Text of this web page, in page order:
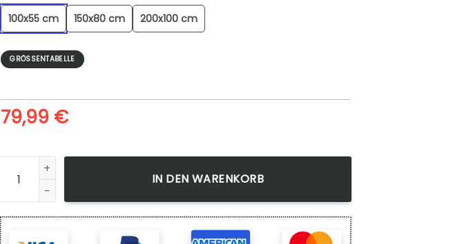
100x55 cm
150x80 cm 200x100 cm
GRÖSSENTABELLE
79,99 €
Dragon Ball 08 - Leinwandbild Menge
IN DEN WARENKORB